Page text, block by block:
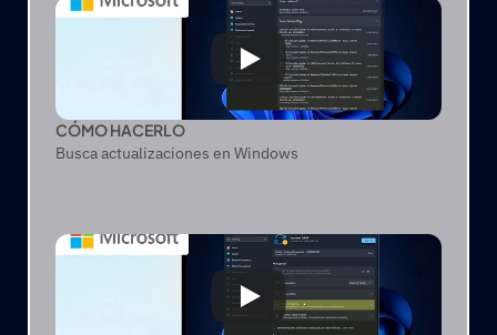
CÓMO HACERLO
Busca actualizaciones en Windows